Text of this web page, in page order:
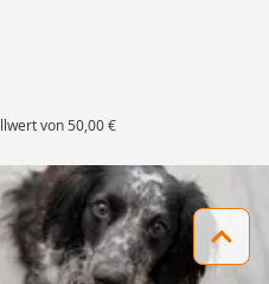
von 50,00 €
Shops